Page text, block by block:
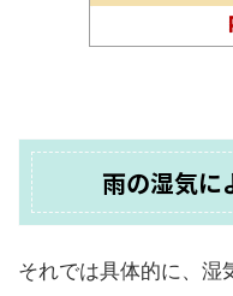
雨の湿気に
それでは具体的に、湿